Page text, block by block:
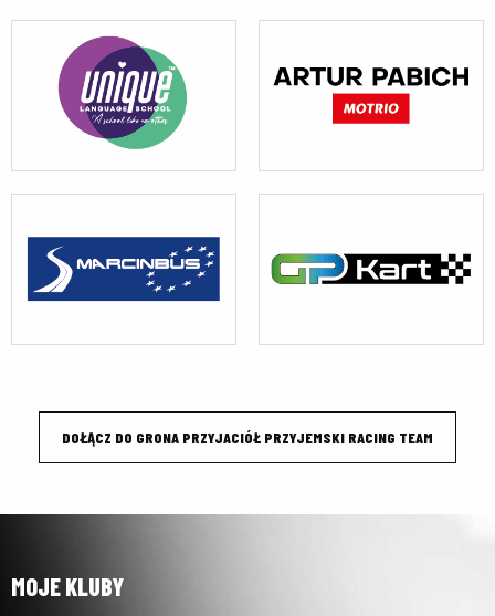
DOŁĄCZ DO GRONA PRZYJACIÓŁ PRZYJEMSKI RACING TEAM
MOJE KLUBY